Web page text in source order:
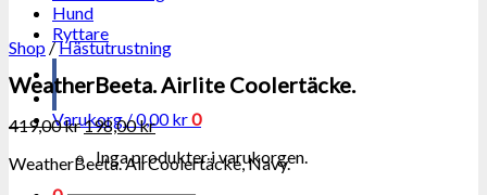
Hund
Ryttare
Varukorg /0,00kr0
Inga produkter i varukorgen.
Shop /Hästutrustning
WeatherBeeta. Airlite Coolertäcke.
419,00kr198,00kr
WeatherBeeta. AirCoolertäcke, Navy.